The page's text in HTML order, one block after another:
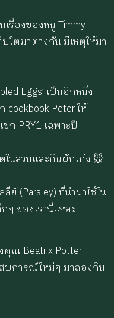
เรื่องของหนู Timmy
บโตมาต่างกัน มีเหตุให้มา
Eggs’ เป็นอีกหนึ่ง
cookbook Peter ให้
ก PRY1 เฉพาะปี
ในสวนและกินผักเก่ง 🐭
ย์ (Parsley) ที่นำมาใช้ใน
ของเรานี่แหละ
ณ Beatrix Potter
บการณ์ใหม่ๆ มาลองกิน